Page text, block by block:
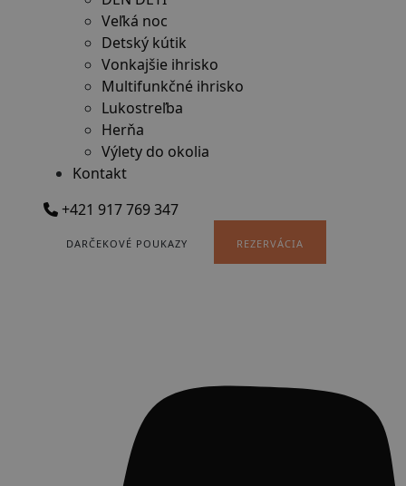
Veľká noc
Detský kútik
Vonkajšie ihrisko
Multifunkčné ihrisko
Lukostreľba
Herňa
Výlety do okolia
Kontakt
+421 917 769 347
DARČEKOVÉ POUKAZY REZERVÁCIA